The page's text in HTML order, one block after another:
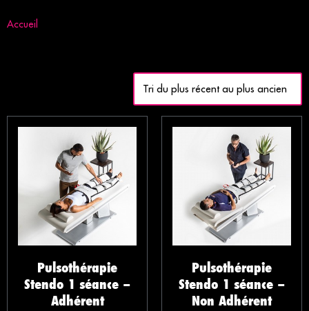
Accueil
Pulsothérapie
Stendo 1 séance –
Adhérent
Pulsothérapie
Stendo 1 séance –
Non Adhérent